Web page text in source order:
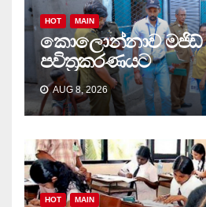
HOT MAIN
කොලොන්නාව මජිඩ්
පවිත්‍රකරණයට
AUG 8, 2026
HOT MAIN